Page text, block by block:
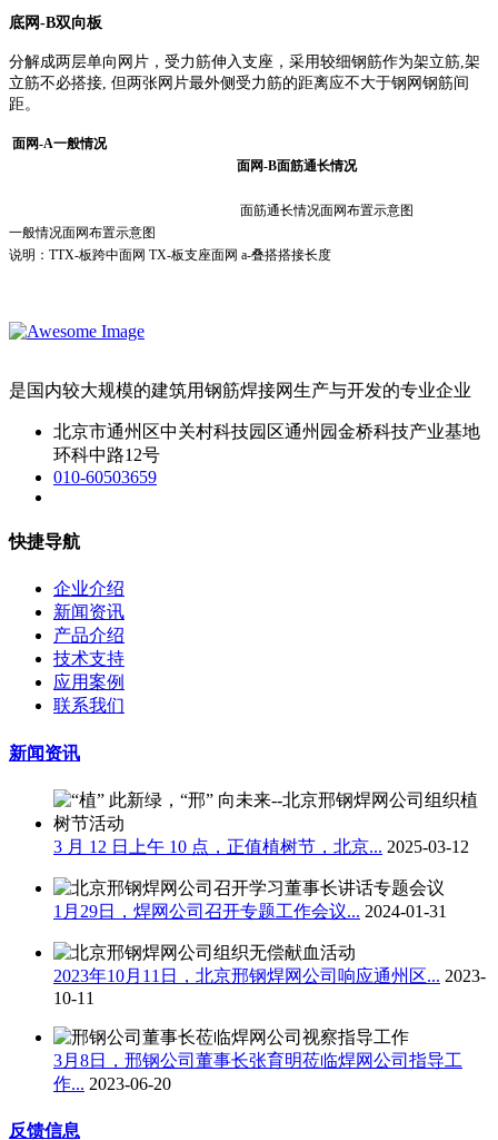
底网-B双向板
分解成两层单向网片，受力筋伸入支座，采用较细钢筋作为架立筋,架
立筋不必搭接, 但两张网片最外侧受力筋的距离应不大于钢网钢筋间
距。
面网-A一般情况
一般情况面网布置示意图
面网-B面筋通长情况
面筋通长情况面网布置示意图
说明：TTX-板跨中面网 TX-板支座面网 a-叠搭搭接长度
是国内较大规模的建筑用钢筋焊接网生产与开发的专业企业
北京市通州区中关村科技园区通州园金桥科技产业基地
环科中路12号
010-60503659
快捷导航
企业介绍
新闻资讯
产品介绍
技术支持
应用案例
联系我们
新闻资讯
3 月 12 日上午 10 点，正值植树节，北京... 2025-03-12
1月29日，焊网公司召开专题工作会议... 2024-01-31
2023年10月11日，北京邢钢焊网公司响应通州区... 2023-
10-11
3月8日，邢钢公司董事长张育明莅临焊网公司指导工
作... 2023-06-20
反馈信息